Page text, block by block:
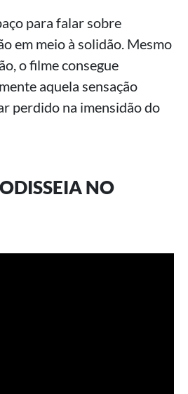
para falar sobre
em meio à solidão. Mesmo
o filme consegue
aquela sensação
perdido na imensidão do
NO